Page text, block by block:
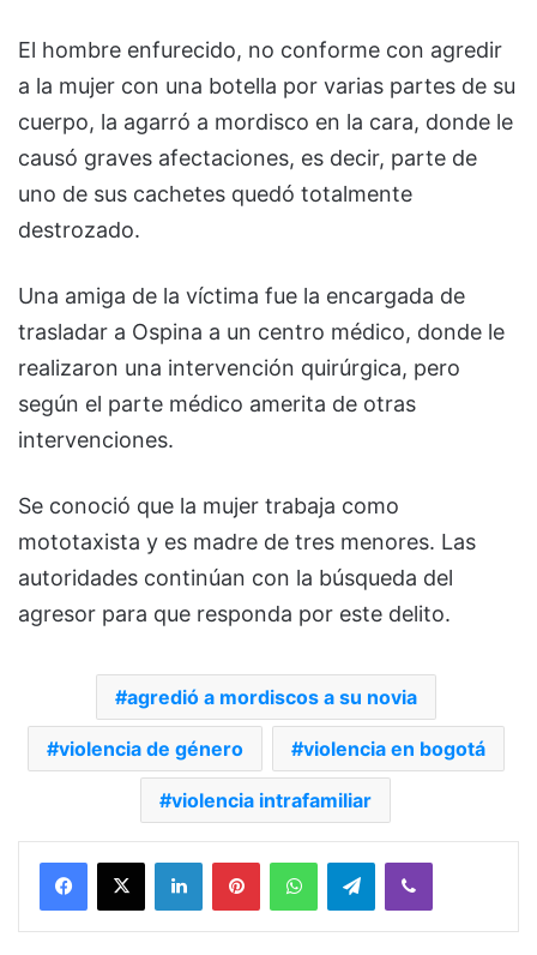
El hombre enfurecido, no conforme con agredir
a la mujer con una botella por varias partes de su
cuerpo, la agarró a mordisco en la cara, donde le
causó graves afectaciones, es decir, parte de
uno de sus cachetes quedó totalmente
destrozado.
Una amiga de la víctima fue la encargada de
trasladar a Ospina a un centro médico, donde le
realizaron una intervención quirúrgica, pero
según el parte médico amerita de otras
intervenciones.
Se conoció que la mujer trabaja como
mototaxista y es madre de tres menores. Las
autoridades continúan con la búsqueda del
agresor para que responda por este delito.
agredió a mordiscos a su novia
violencia de género violencia en bogotá
violencia intrafamiliar
Facebook
X LinkedInPinterestWhatsAppTelegramViber